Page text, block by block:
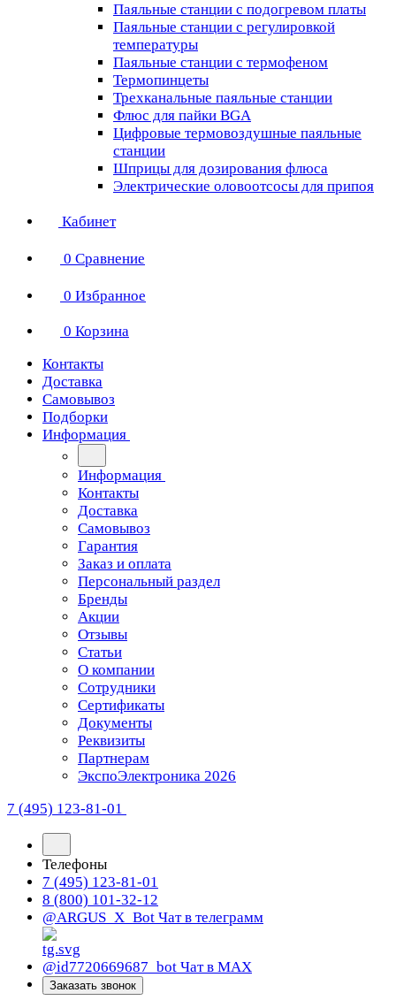
Паяльные станции с подогревом платы
Паяльные станции с регулировкой
температуры
Паяльные станции с термофеном
Термопинцеты
Трехканальные паяльные станции
Флюс для пайки BGA
Цифровые термовоздушные паяльные
станции
Шприцы для дозирования флюса
Электрические оловоотсосы для припоя
Кабинет
0 Сравнение
0 Избранное
0 Корзина
Контакты
Доставка
Самовывоз
Подборки
Информация
Информация
Контакты
Доставка
Самовывоз
Гарантия
Заказ и оплата
Персональный раздел
Бренды
Акции
Отзывы
Статьи
О компании
Сотрудники
Сертификаты
Документы
Реквизиты
Партнерам
ЭкспоЭлектроника 2026
7 (495) 123-81-01
Телефоны
7 (495) 123-81-01
8 (800) 101-32-12
@ARGUS_X_Bot Чат в телеграмм
@id7720669687_bot Чат в МАХ
Заказать звонок